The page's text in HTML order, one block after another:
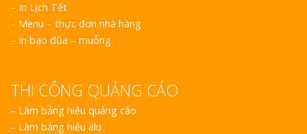
– In Lịch Tết
– Menu – thực đơn nhà hàng
– In bao đũa – muỗng.
THI CÔNG QUẢNG CÁO
– Làm bảng hiệu quảng cáo
– Làm bảng hiệu alu